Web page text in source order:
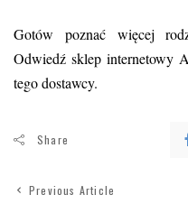
Gotów poznać więcej
Odwiedź sklep internetowy
tego dostawcy.
Share
Previous Article